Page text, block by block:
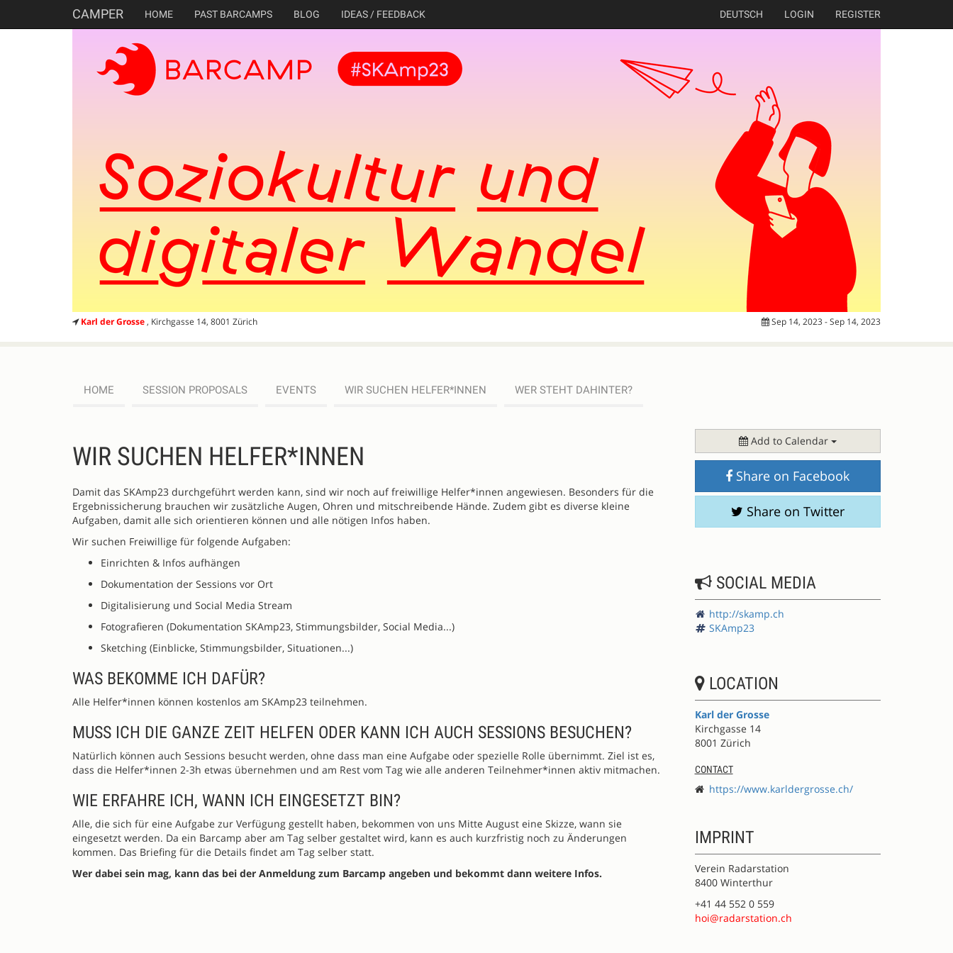
CAMPER HOME PAST BARCAMPS BLOG IDEAS / FEEDBACK DEUTSCH LOGIN REGISTER
Karl der Grosse, Kirchgasse 14, 8001 Zürich Sep 14, 2023 - Sep 14, 2023
HOME SESSION PROPOSALS EVENTS WIR SUCHEN HELFER*INNEN WER STEHT DAHINTER?
WIR SUCHEN HELFER*INNEN
Damit das SKAmp23 durchgeführt werden kann, sind wir noch auf freiwillige Helfer*innen angewiesen. Besonders für die
Ergebnissicherung brauchen wir zusätzliche Augen, Ohren und mitschreibende Hände. Zudem gibt es diverse kleine
Aufgaben, damit alle sich orientieren können und alle nötigen Infos haben.
Wir suchen Freiwillige für folgende Aufgaben:
Einrichten & Infos aufhängen
Dokumentation der Sessions vor Ort
Digitalisierung und Social Media Stream
Fotografieren (Dokumentation SKAmp23, Stimmungsbilder, Social Media...)
Sketching (Einblicke, Stimmungsbilder, Situationen...)
WAS BEKOMME ICH DAFÜR?
Alle Helfer*innen können kostenlos am SKAmp23 teilnehmen.
MUSS ICH DIE GANZE ZEIT HELFEN ODER KANN ICH AUCH SESSIONS BESUCHEN?
Natürlich können auch Sessions besucht werden, ohne dass man eine Aufgabe oder spezielle Rolle übernimmt. Ziel ist es,
dass die Helfer*innen 2-3h etwas übernehmen und am Rest vom Tag wie alle anderen Teilnehmer*innen aktiv mitmachen.
WIE ERFAHRE ICH, WANN ICH EINGESETZT BIN?
Alle, die sich für eine Aufgabe zur Verfügung gestellt haben, bekommen von uns Mitte August eine Skizze, wann sie
eingesetzt werden. Da ein Barcamp aber am Tag selber gestaltet wird, kann es auch kurzfristig noch zu Änderungen
kommen. Das Briefing für die Details findet am Tag selber statt.
Wer dabei sein mag, kann das bei der Anmeldung zum Barcamp angeben und bekommt dann weitere Infos.
Add to Calendar
Share on Facebook
Share on Twitter
SOCIAL MEDIA
http://skamp.ch
SKAmp23
LOCATION
Karl der Grosse
Kirchgasse 14
8001 Zürich
CONTACT
https://www.karldergrosse.ch/
IMPRINT
Verein Radarstation
8400 Winterthur
+41 44 552 0 559
hoi@radarstation.ch